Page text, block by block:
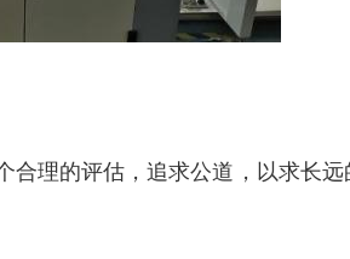
理的评估，追求公道，以求长